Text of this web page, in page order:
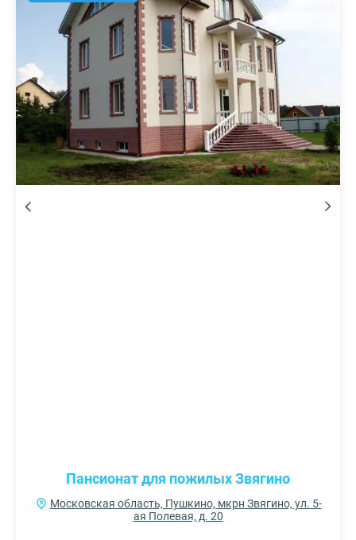
Пансионат для пожилых Звягино
Московская область, Пушкино, мкрн Звягино, ул. 5-
ая Полевая, д. 20